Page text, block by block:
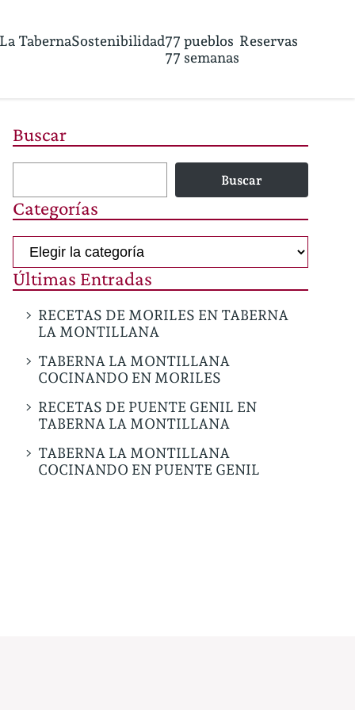
La TabernaSostenibilidad77 pueblos
77 semanas
Reservas
Buscar
Buscar
Categorías
Categorías
Últimas Entradas
RECETAS DE MORILES EN TABERNA
LA MONTILLANA
TABERNA LA MONTILLANA
COCINANDO EN MORILES
RECETAS DE PUENTE GENIL EN
TABERNA LA MONTILLANA
TABERNA LA MONTILLANA
COCINANDO EN PUENTE GENIL